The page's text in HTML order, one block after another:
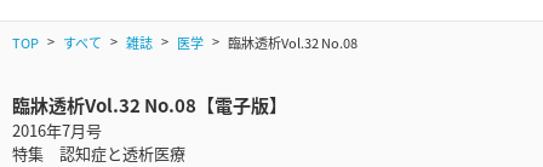
TOP すべて 雑誌 医学 臨牀透析Vol.32 No.08
臨牀透析Vol.32 No.08【電子版】
2016年7月号
特集 認知症と透析医療